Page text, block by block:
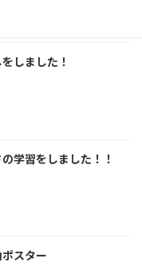
しました！
学習をしました！！
スター